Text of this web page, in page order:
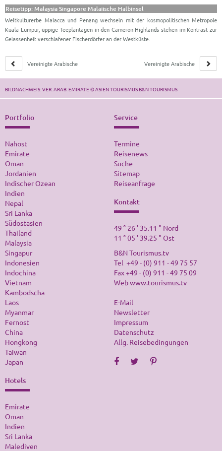
Reisetipp: Malaysia Singapore Malaiische Halbinsel
Weltkulturerbe Malacca und Penang wechseln mit der kosmopolitischen Metropole
Kuala Lumpur, üppige Teeplantagen in den Cameron Highlands stehen im Kontrast zur
Gelassenheit verschlafener Fischerdörfer an der Westküste.
Vereinigte Arabische
Vereinigte Arabische
BILDNACHWEIS: VER. ARAB. EMIRATE © ASIEN TOURISMUS B&N TOURISMUS
Portfolio
Nahost
Emirate
Oman
Jordanien
Indischer Ozean
Indien
Nepal
Sri Lanka
Südostasien
Thailand
Malaysia
Singapur
Indonesien
Indochina
Vietnam
Kambodscha
Laos
Myanmar
Fernost
China
Hongkong
Taiwan
Japan
Hotels
Emirate
Oman
Indien
Sri Lanka
Malediven
Service
Termine
Reisenews
Suche
Sitemap
Reiseanfrage
Kontakt
49 ° 26 ' 35.11 " Nord
11 ° 05 ' 39.25 " Ost
B&N Tourismus.tv
Tel +49 - (0) 911 - 49 75 57
Fax +49 - (0) 911 - 49 75 09
Webwww.tourismus.tv
E-Mail
Newsletter
Impressum
Datenschutz
Allg. Reisebedingungen